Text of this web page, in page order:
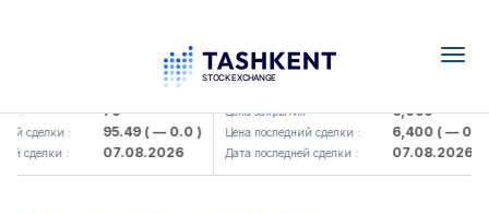
: 79
сделки : 95.49( — 0.0 )
сделки : 07.08.2026
UZMK (<O'zmetkombinat> AJ)
Цена закрытия : 6,099
Цена последний сделки : 6,400( — 0.0 )
Дата последней сделки : 07.08.2026